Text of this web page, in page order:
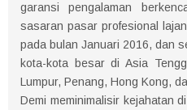
garansi pengalaman
sasaran pasar profesional
pada bulan Januari 2016, dan
kota-kota besar di Asia
Lumpur, Penang, Hong Kong,
Demi meminimalisir kejahatan